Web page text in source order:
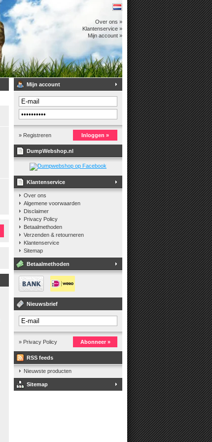
Over ons »
Klantenservice »
Mijn account »
Mijn account
» Registreren Inloggen »
DumpWebshop.nl
Klantenservice
Over ons
Algemene voorwaarden
Disclaimer
Privacy Policy
Betaalmethoden
Verzenden & retourneren
Klantenservice
Sitemap
Betaalmethoden
Nieuwsbrief
» Privacy Policy Abonneer »
RSS feeds
Nieuwste producten
Sitemap